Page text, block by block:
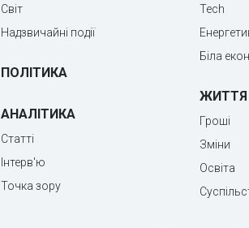
Світ
Надзвичайні події
ПОЛІТИКА
АНАЛІТИКА
Статті
Інтерв'ю
Точка зору
Tech
Біла
ЖИТТЯ
Гроші
Зміни
Освіта